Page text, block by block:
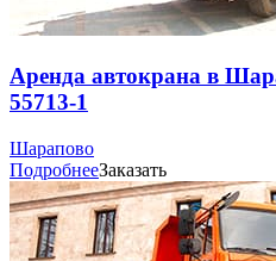
Аренда автокрана в
55713-1
Шарапово
ПодробнееЗаказать